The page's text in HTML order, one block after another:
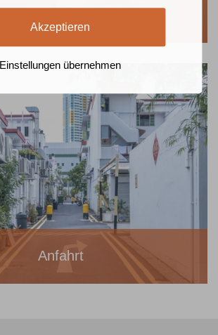
Anfahrt
Akzeptieren
Einstellungen übernehmen